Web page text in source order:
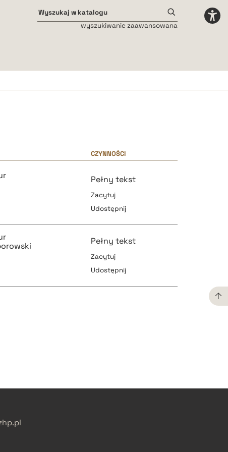
wyszukiwanie zaawansowana
CZYNNOŚCI
Pełny tekst
Zacytuj
Udostępnij
pobierz cytat
Pełny tekst
Zacytuj
Udostępnij